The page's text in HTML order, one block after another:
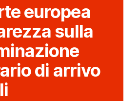
europea
sulla
di arrivo